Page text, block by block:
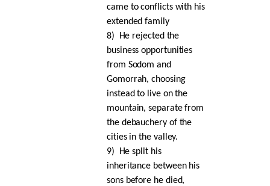
came to conflicts with his
extended family
8)
He rejected the
business opportunities
from Sodom and
Gomorrah, choosing
instead to live on the
mountain, separate from
the debauchery of the
cities in the valley.
9)
He split his
inheritance between his
sons before he died,